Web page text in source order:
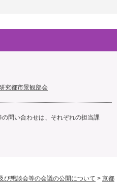
究都市景観部会
問い合わせは、それぞれの担当課
び懇談会等の会議の公開について > 京都